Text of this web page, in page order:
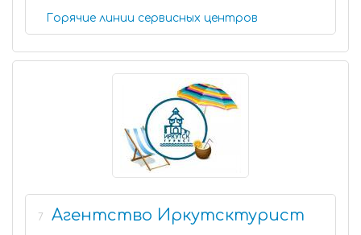
Горячие линии сервисных центров
7 Агентство Иркутсктурист